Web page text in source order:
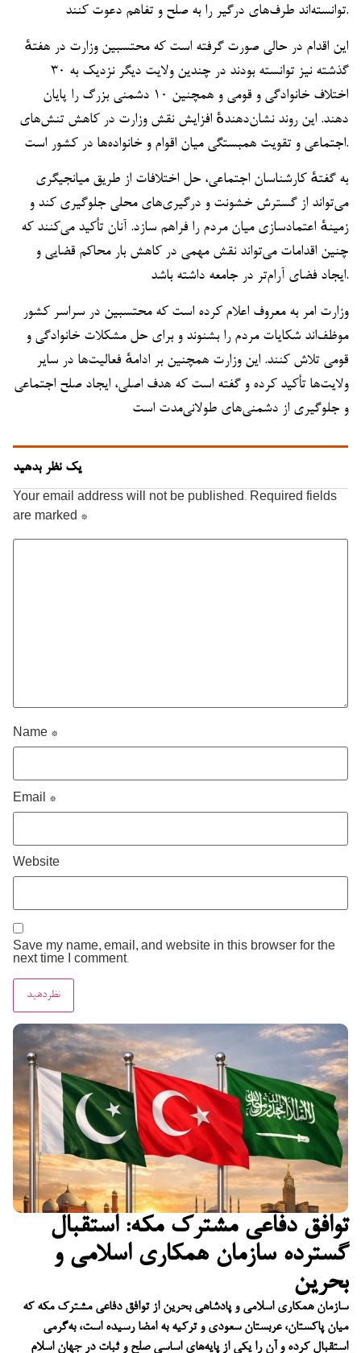
توافق دفاعی مشترک مکه: استقبال
گسترده سازمان همکاری اسلامی و
بحرین
سازمان همکاری اسلامی و پادشاهی بحرین از توافق دفاعی مشترک مکه که
میان پاکستان، عربستان سعودی و ترکیه به امضا رسیده است، به‌گرمی
استقبال کرده و آن را یکی از پایه‌های اساسی صلح و ثبات در جهان اسلام
توانسته‌اند طرف‌های درگیر را به صلح و تفاهم دعوت کنند.
این اقدام در حالی صورت گرفته است که محتسبین وزارت در هفتهٔ
گذشته نیز توانسته بودند در چندین ولایت دیگر نزدیک به ۳۰
اختلاف خانوادگی و قومی و همچنین ۱۰ دشمنی بزرگ را پایان
دهند. این روند نشان‌دهندهٔ افزایش نقش وزارت در کاهش تنش‌های
اجتماعی و تقویت همبستگی میان اقوام و خانواده‌ها در کشور است.
به گفتهٔ کارشناسان اجتماعی، حل اختلافات از طریق میانجیگری
می‌تواند از گسترش خشونت و درگیری‌های محلی جلوگیری کند و
زمینهٔ اعتمادسازی میان مردم را فراهم سازد. آنان تأکید می‌کنند که
چنین اقدامات می‌تواند نقش مهمی در کاهش بار محاکم قضایی و
ایجاد فضای آرام‌تر در جامعه داشته باشد.
وزارت امر به معروف اعلام کرده است که محتسبین در سراسر کشور
موظف‌اند شکایات مردم را بشنوند و برای حل مشکلات خانوادگی و
قومی تلاش کنند. این وزارت همچنین بر ادامهٔ فعالیت‌ها در سایر
ولایت‌ها تأکید کرده و گفته است که هدف اصلی، ایجاد صلح اجتماعی
و جلوگیری از دشمنی‌های طولانی‌مدت است
یک نظر بدهید
Your email address will not be published. Required fields
are marked *
Name *
Email *
Website
Save my name, email, and website in this browser for the
next time I comment.